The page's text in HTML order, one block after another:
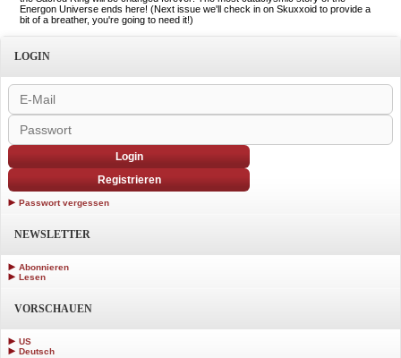
Energon Universe ends here! (Next issue we'll check in on Skuxxoid to provide a
bit of a breather, you're going to need it!)
LOGIN
Login
Registrieren
Passwort vergessen
NEWSLETTER
Abonnieren
Lesen
VORSCHAUEN
US
Deutsch